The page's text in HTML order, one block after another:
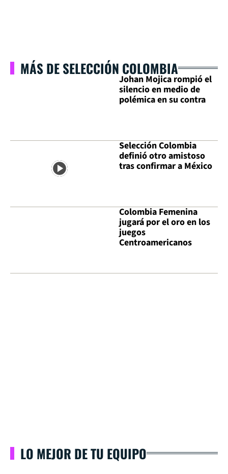
MÁS DE SELECCIÓN COLOMBIA
Johan Mojica rompió el
silencio en medio de
polémica en su contra
Selección Colombia
definió otro amistoso
tras confirmar a México
Colombia Femenina
jugará por el oro en los
juegos
Centroamericanos
LO MEJOR DE TU EQUIPO